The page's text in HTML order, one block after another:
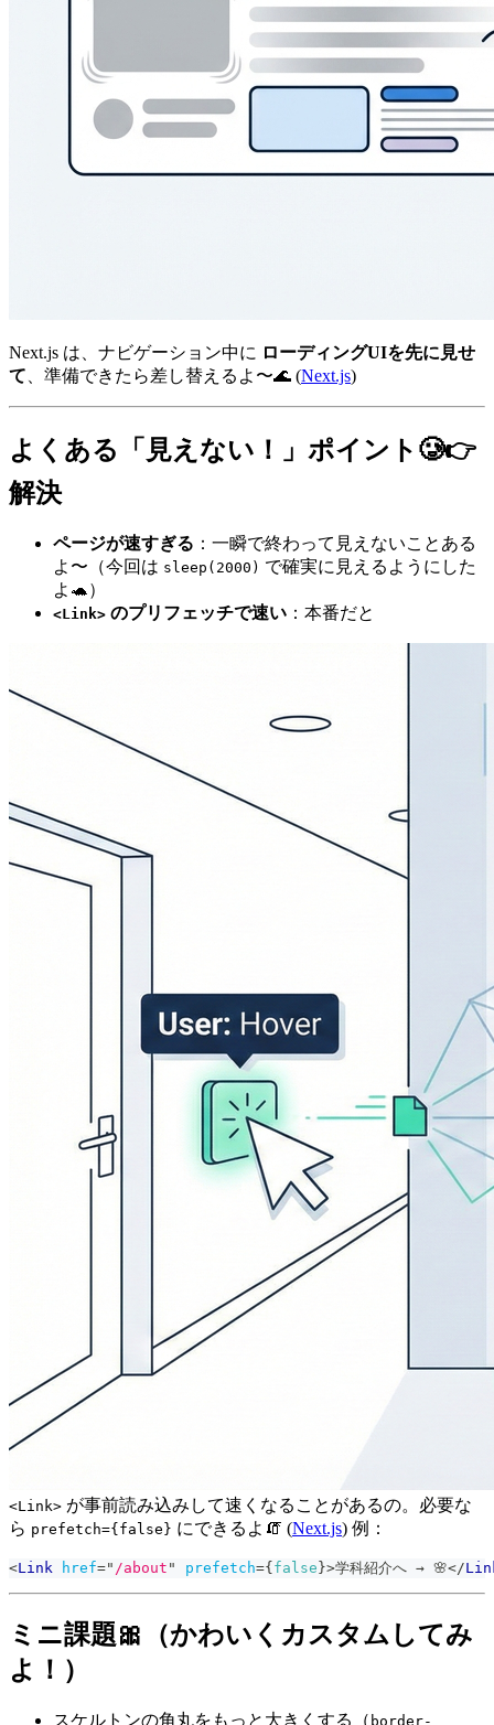
Next.js は、ナビゲーション中に ローディングUIを先に見せ
て 、準備できたら差し替えるよ〜🌊 (Next.js)
よくある「見えない！」ポイント🥲👉
解決
ページが速すぎる ：一瞬で終わって見えないことある
よ〜（今回は sleep(2000) で確実に見えるようにした
よ🐢）
<Link> のプリフェッチで速い ：本番だと
<Link> が事前読み込みして速くなることがあるの。必要な
ら prefetch={false} にできるよ🧯 (Next.js) 例：
<Link href=" /about " prefetch={ false }>学科紹介へ → 🌸</
ミニ課題🎀（かわいくカスタムしてみ
よ！）
スケルトンの角丸をもっと大きくする（ border-